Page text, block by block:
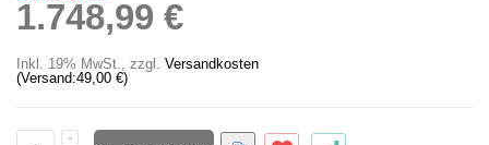
1.748,99 €
Inkl. 19% MwSt., zzgl. Versandkosten
(Versand:49,00 €)